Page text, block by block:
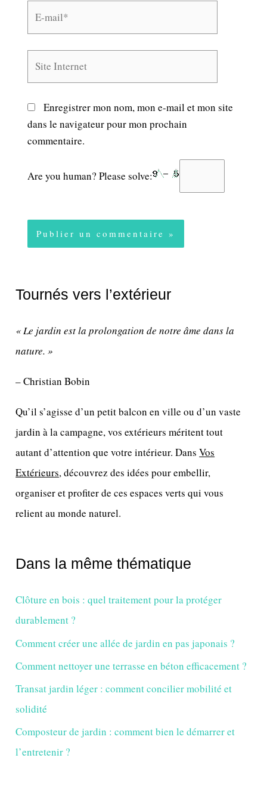
mail*
Internet
Enregistrer mon nom, mon e-mail et mon site
dans le navigateur pour mon prochain
commentaire.
Are you human? Please solve:
Tournés vers l’extérieur
« Le jardin est la prolongation de notre âme dans la
nature. »
– Christian Bobin
Qu’il s’agisse d’un petit balcon en ville ou d’un vaste
jardin à la campagne, vos extérieurs méritent tout
autant d’attention que votre intérieur. DansVos
Extérieurs, découvrez des idées pour embellir,
organiser et profiter de ces espaces verts qui vous
relient au monde naturel.
Dans la même thématique
Clôture en bois : quel traitement pour la protéger
durablement ?
Comment créer une allée de jardin en pas japonais ?
Comment nettoyer une terrasse en béton efficacement ?
Transat jardin léger : comment concilier mobilité et
solidité
Composteur de jardin : comment bien le démarrer et
l’entretenir ?